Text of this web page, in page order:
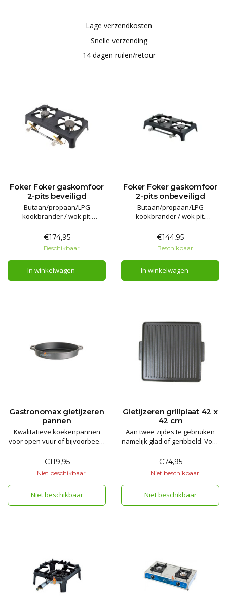
Lage verzendkosten
Snelle verzending
14 dagen ruilen/retour
Foker Foker gaskomfoor
2-pits beveiligd
Butaan/propaan/LPG
kookbrander / wok pit.
beveiliging voor binnen en
buiten gebruik!
Geheel gietijzer, snel en
gemakkelijk te reinigen.
€174,95
Beschikbaar
In winkelwagen
Foker Foker gaskomfoor
2-pits onbeveiligd
Butaan/propaan/LPG
kookbrander / wok pit.
beveiliging voor buiten gebruik!
Geheel gietijzer, snel en
gemakkelijk te reinigen.
€144,95
Beschikbaar
In winkelwagen
Gastronomax gietijzeren
pannen
Kwalitatieve koekenpannen
voor open vuur of bijvoorbeeld
handvatten zijn in 1 geheel
gegoten. Uitstekend als bak en
braad pan. Een investering
voor het leven. Geschikt voor
alle warmte bronnen.
€119,95
Niet beschikbaar
Niet beschikbaar
Gietijzeren grillplaat 42 x
42 cm
Aan twee zijdes te gebruiken
namelijk glad of geribbeld. Voor
een unieke manier.
Geschikt voor op de BBQ, gas
komfoor, gasfornuis,
buitenkeuken en de Oklahoma
Country Smokers.
€74,95
Niet beschikbaar
Niet beschikbaar